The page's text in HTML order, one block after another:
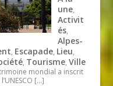
une,
Activit
és,
Alpes-
, Escapade, Lieu,
, Tourisme,Ville
mondial a inscrit
[…]